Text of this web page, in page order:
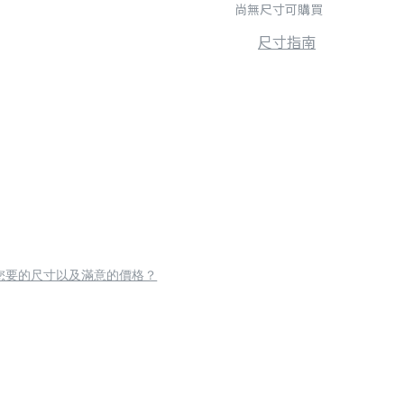
尚無尺寸可購買
尺寸指南
要的尺寸以及滿意的價格？